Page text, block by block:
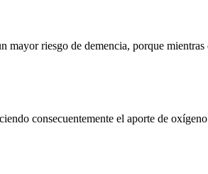
mayor riesgo de demencia, porque
consecuentemente el aporte de